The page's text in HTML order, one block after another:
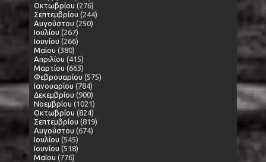
Οκτωβρίου (276)
Σεπτεμβρίου (244)
Αυγούστου (250)
Ιουλίου (267)
Ιουνίου (266)
Μαΐου (380)
Απριλίου (415)
Μαρτίου (663)
Φεβρουαρίου (575)
Ιανουαρίου (784)
Δεκεμβρίου (900)
Νοεμβρίου (1021)
Οκτωβρίου (824)
Σεπτεμβρίου (819)
Αυγούστου (674)
Ιουλίου (545)
Ιουνίου (518)
Μαΐου (776)